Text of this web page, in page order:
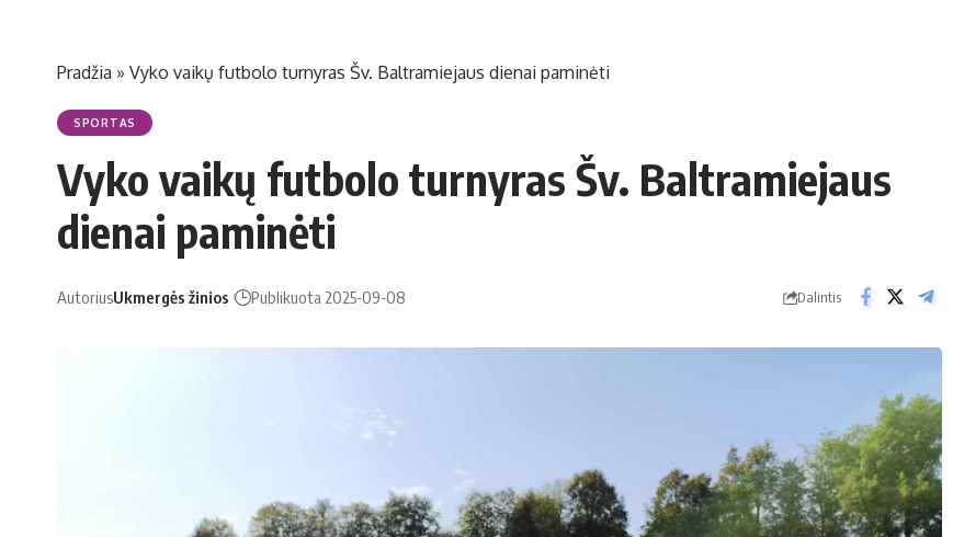
Pradžia » Vyko vaikų futbolo turnyras Šv. Baltramiejaus dienai paminėti
SPORTAS
Vyko vaikų futbolo turnyras Šv. Baltramiejaus
dienai paminėti
AutoriusUkmergės žinios Publikuota 2025-09-08 Dalintis